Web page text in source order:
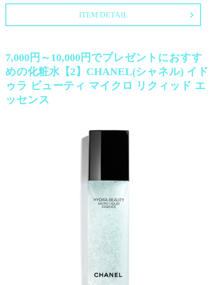
ITEM DETAIL
7,000円～10,000円でプレゼントにおすす
めの化粧水【2】CHANEL(シャネル) イド
ゥラ ビューティ マイクロ リクィッド エ
ッセンス